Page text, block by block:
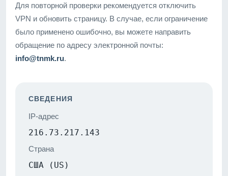
Для повторной проверки рекомендуется отключить
VPN и обновить страницу. В случае, если ограничение
было применено ошибочно, вы можете направить
обращение по адресу электронной почты:
info@tnmk.ru.
СВЕДЕНИЯ
IP-адрес
216.73.217.143
Страна
США (US)